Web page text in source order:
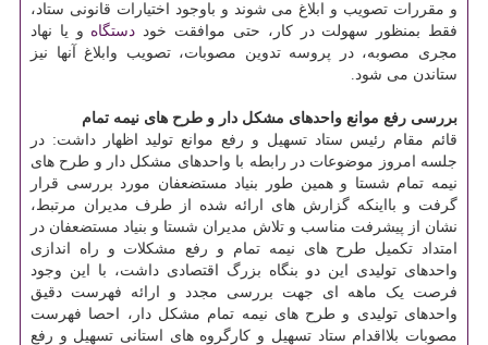
و مقررات تصویب و ابلاغ می شوند و باوجود اختیارات قانونی ستاد،
فقط بمنظور سهولت در کار، حتی موافقت خود دستگاه و یا نهاد
مجری مصوبه، در پروسه تدوین مصوبات، تصویب وابلاغ آنها نیز
ستاندن می شود.
بررسی رفع موانع واحدهای مشکل دار و طرح های نیمه تمام
قائم مقام رئیس ستاد تسهیل و رفع موانع تولید اظهار داشت: در
جلسه امروز موضوعات در رابطه با واحدهای مشکل دار و طرح های
نیمه تمام شستا و همین طور بنیاد مستضعفان مورد بررسی قرار
گرفت و بااینکه گزارش های ارائه شده از طرف مدیران مرتبط،
نشان از پیشرفت مناسب و تلاش مدیران شستا و بنیاد مستضعفان در
امتداد تکمیل طرح های نیمه تمام و رفع مشکلات و راه اندازی
واحدهای تولیدی این دو بنگاه بزرگ اقتصادی داشت، با این وجود
فرصت یک ماهه ای جهت بررسی مجدد و ارائه فهرست دقیق
واحدهای تولیدی و طرح های نیمه تمام مشکل دار، احصا فهرست
مصوبات بلااقدام ستاد تسهیل و کارگروه های استانی تسهیل و رفع